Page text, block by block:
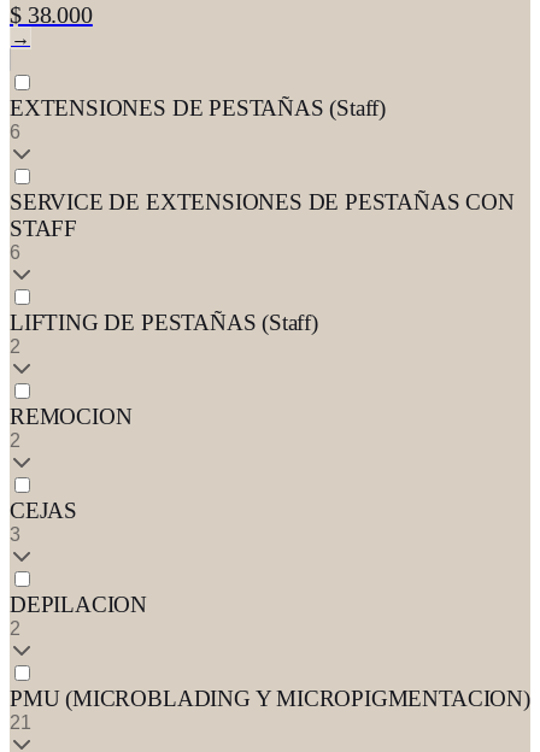
$ 38.000
→
EXTENSIONES DE PESTAÑAS (Staff)
6
SERVICE DE EXTENSIONES DE PESTAÑAS CON
STAFF
6
LIFTING DE PESTAÑAS (Staff)
2
REMOCION
2
CEJAS
3
DEPILACION
2
PMU (MICROBLADING Y MICROPIGMENTACION)
21